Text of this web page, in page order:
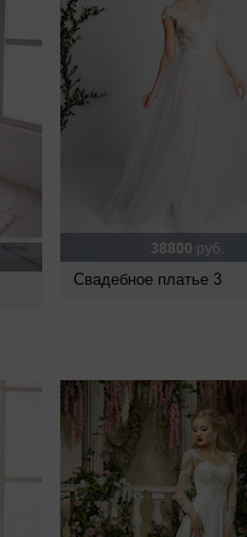
38800 руб.
Свадебное платье 3